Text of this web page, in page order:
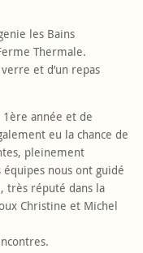
les Bains
Thermale.
et d’un repas
1ère année et de
eu la chance de
pleinement
équipes nous ont guidé
très réputé dans la
Christine et Michel